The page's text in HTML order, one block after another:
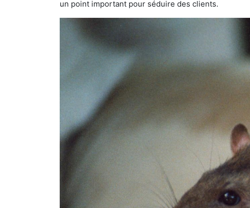
un point important pour séduire des clients.